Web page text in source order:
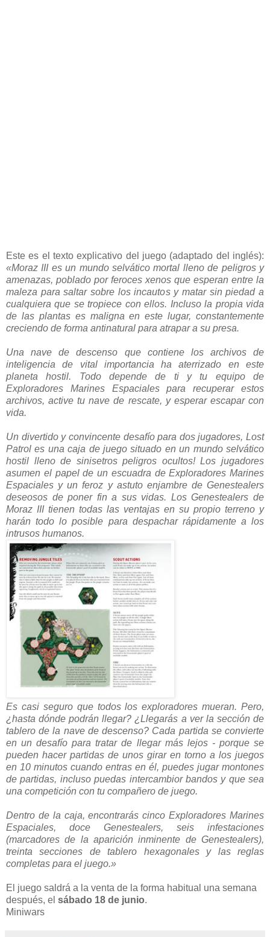
Este es el texto explicativo del juego (adaptado del inglés):
«Moraz III es un mundo selvático mortal lleno de peligros y
amenazas, poblado por feroces xenos que esperan entre la
maleza para saltar sobre los incautos y matar sin piedad a
cualquiera que se tropiece con ellos. Incluso la propia vida
de las plantas es maligna en este lugar, constantemente
creciendo de forma antinatural para atrapar a su presa.
Una nave de descenso que contiene los archivos de
inteligencia de vital importancia ha aterrizado en este
planeta hostil. Todo depende de ti y tu equipo de
Exploradores Marines Espaciales para recuperar estos
archivos, active tu nave de rescate, y esperar escapar con
vida.
Un divertido y convincente desafío para dos jugadores, Lost
Patrol es una caja de juego situado en un mundo selvático
hostil lleno de sinisetros peligros ocultos! Los jugadores
asumen el papel de un escuadra de Exploradores Marines
Espaciales y un feroz y astuto enjambre de Genestealers
deseosos de poner fin a sus vidas. Los Genestealers de
Moraz III tienen todas las ventajas en su propio terreno y
harán todo lo posible para despachar rápidamente a los
intrusos humanos.
Es casi seguro que todos los exploradores mueran. Pero,
¿hasta dónde podrán llegar? ¿Llegarás a ver la sección de
tablero de la nave de descenso? Cada partida se convierte
en un desafío para tratar de llegar más lejos - porque se
pueden hacer partidas de unos girar en torno a los juegos
en 10 minutos cuando entras en él, puedes jugar montones
de partidas, incluso puedas intercambior bandos y que sea
una competición con tu compañero de juego.
Dentro de la caja, encontrarás cinco Exploradores Marines
Espaciales, doce Genestealers, seis infestaciones
(marcadores de la aparición inminente de Genestealers),
treinta secciones de tablero hexagonales y las reglas
completas para el juego.»
El juego saldrá a la venta de la forma habitual una semana
después, el sábado 18 de junio.
Miniwars